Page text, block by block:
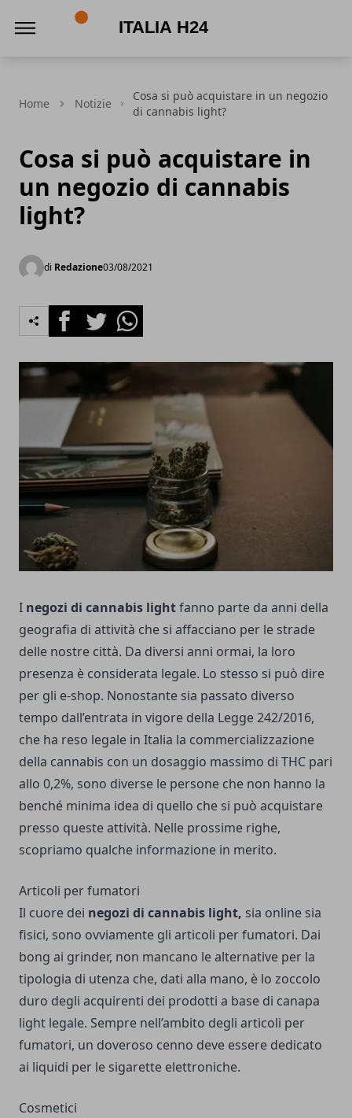
Home Notizie
Cosa si può acquistare in un negozio
di cannabis light?
Cosa si può acquistare in
un negozio di cannabis
light?
di Redazione03/08/2021
FacebookTwitterWhatsapp
I negozi di cannabis lightfanno parte da anni della
geografia di attività che si affacciano per le strade
delle nostre città. Da diversi anni ormai, la loro
presenza è considerata legale. Lo stesso si può dire
per gli e-shop. Nonostante sia passato diverso
tempo dall’entrata in vigore della Legge 242/2016,
che ha reso legale in Italia la commercializzazione
della cannabis con un dosaggio massimo di THC pari
allo 0,2%, sono diverse le persone che non hanno la
benché minima idea di quello che si può acquistare
presso queste attività. Nelle prossime righe,
scopriamo qualche informazione in merito.
Articoli per fumatori
Il cuore dei negozi di cannabis light, sia online sia
fisici, sono ovviamente gli articoli per fumatori. Dai
bong ai grinder, non mancano le alternative per la
tipologia di utenza che, dati alla mano, è lo zoccolo
duro degli acquirenti dei prodotti a base di canapa
light legale. Sempre nell’ambito degli articoli per
fumatori, un doveroso cenno deve essere dedicato
ai liquidi per le sigarette elettroniche.
Cosmetici